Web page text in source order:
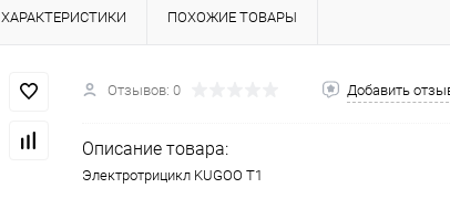
ХАРАКТЕРИСТИКИ ПОХОЖИЕ ТОВАРЫ
Отзывов: 0 Добавить
Описание товара:
Электротрицикл KUGOO T1